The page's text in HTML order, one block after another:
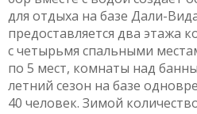
для отдыха на базе Дали-
предоставляется два этажа
с четырьмя спальными
по 5 мест, комнаты над
летний сезон на базе
40 человек. Зимой